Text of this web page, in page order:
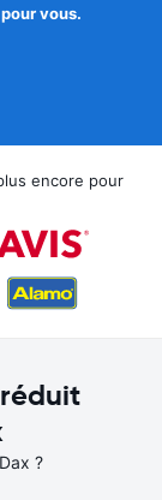
vous.
encore pour
?